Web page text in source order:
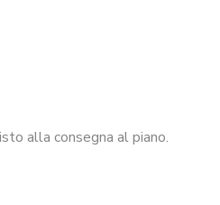
alla consegna al piano.